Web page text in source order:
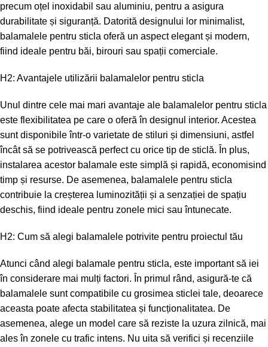
precum oțel inoxidabil sau aluminiu, pentru a asigura
durabilitate și siguranță. Datorită designului lor minimalist,
balamalele pentru sticla oferă un aspect elegant și modern,
fiind ideale pentru băi, birouri sau spații comerciale.
H2: Avantajele utilizării balamalelor pentru sticla
Unul dintre cele mai mari avantaje ale balamalelor pentru sticla
este flexibilitatea pe care o oferă în designul interior. Acestea
sunt disponibile într-o varietate de stiluri și dimensiuni, astfel
încât să se potrivească perfect cu orice tip de sticlă. În plus,
instalarea acestor balamale este simplă și rapidă, economisind
timp și resurse. De asemenea, balamalele pentru sticla
contribuie la creșterea luminozității și a senzației de spațiu
deschis, fiind ideale pentru zonele mici sau întunecate.
H2: Cum să alegi balamalele potrivite pentru proiectul tău
Atunci când alegi balamale pentru sticla, este important să iei
în considerare mai mulți factori. În primul rând, asigură-te că
balamalele sunt compatibile cu grosimea sticlei tale, deoarece
aceasta poate afecta stabilitatea și funcționalitatea. De
asemenea, alege un model care să reziste la uzura zilnică, mai
ales în zonele cu trafic intens. Nu uita să verifici și recenziile